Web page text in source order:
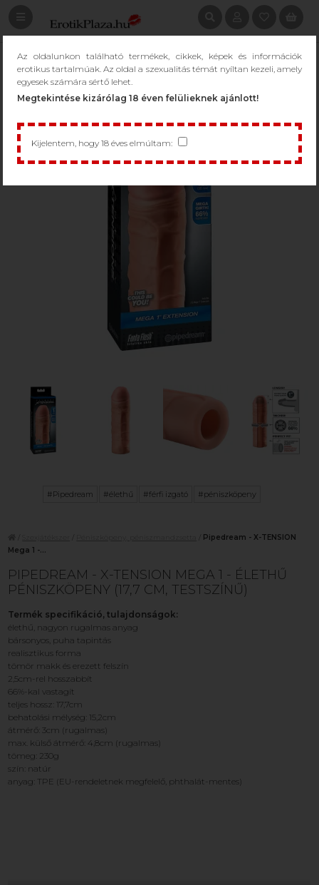
Az oldalunkon található termékek, cikkek, képek és információk
erotikus tartalmúak. Az oldal a szexualitás témát nyíltan kezeli, amely
egyesek számára sértő lehet.
Megtekintése kizárólag 18 éven felülieknek ajánlott!
Kijelentem, hogy 18 éves elmúltam:
#Pipedream #élethű #férfi izgató #péniszköpeny
Pipedream - X-TENSION
Mega 1 -...
PIPEDREAM - X-TENSION MEGA 1 - ÉLETHŰ
PÉNISZKÖPENY (17,7 CM, TESTSZÍNŰ)
Termék specifikáció, tulajdonságok:
élethű, nagyon rugalmas anyag
bársonyos, puha tapintás
realisztikus forma
tömör makk és erezett felszín
2,5cm-rel hosszabbít
66%-kal vastagít
teljes hossz: 17,7cm
behatolási mélység: 15,2cm
átmérő: 3cm (rugalmas)
max. külső átmérő: 4,8cm (rugalmas)
tömeg: 230g
szín: natúr
anyag: TPE (EU-rendeletnek megfelelő, phthalát-mentes)